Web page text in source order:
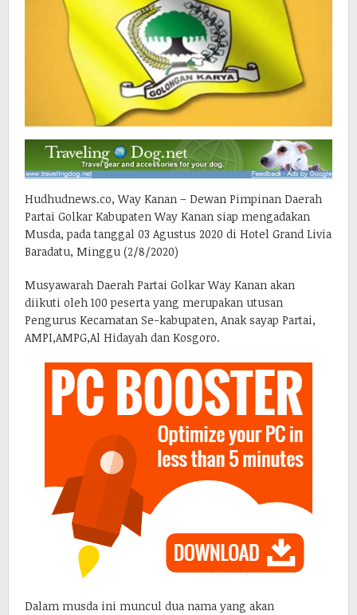
Hudhudnews.co, Way Kanan – Dewan Pimpinan Daerah
Partai Golkar Kabupaten Way Kanan siap mengadakan
Musda, pada tanggal 03 Agustus 2020 di Hotel Grand Livia
Baradatu, Minggu (2/8/2020)
Musyawarah Daerah Partai Golkar Way Kanan akan
diikuti oleh 100 peserta yang merupakan utusan
Pengurus Kecamatan Se-kabupaten, Anak sayap Partai,
AMPI,AMPG,Al Hidayah dan Kosgoro.
Dalam musda ini muncul dua nama yang akan